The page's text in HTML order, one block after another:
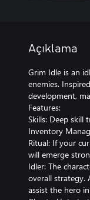
Açıklama
Grim Idle is an
enemies.
development,
Features:
Skills: Deep skill
Inventory
Ritual: If your
will emerge
Idler: The
overall strategy.
assist the hero